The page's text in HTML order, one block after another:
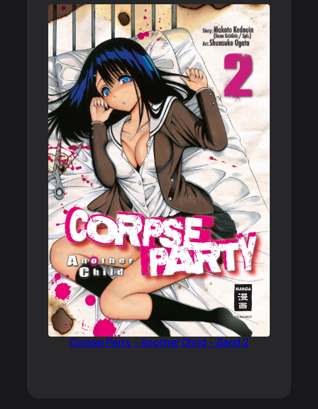
Corpse Party – Another Child – Band 2